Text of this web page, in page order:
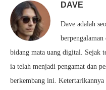
DAVE
Dave adalah
bidang mata uang digital. Sejak
ia telah menjadi pengamat dan
berkembang ini.